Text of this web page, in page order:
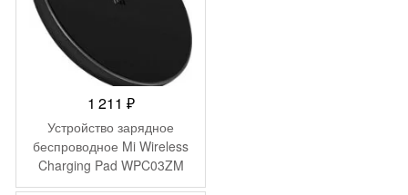
1 211 ₽
Устройство зарядное
беспроводное Mi Wireless
Charging Pad WPC03ZM
(GDS4142GL)